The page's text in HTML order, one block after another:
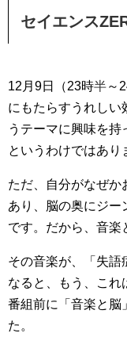
セイエンス
12月9日（23時半～
にもたらすうれしい
うテーマに興味を持
というわけではあり
ただ、自分がなぜか
あり、脳の奥にジー
です。だから、音楽
その音楽が、「失語
なると、もう、これ
番組前に「音楽と脳
た。